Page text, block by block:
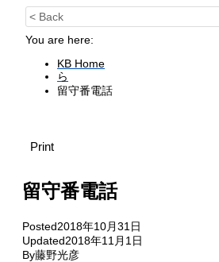
< Back
You are here:
KB Home
ら
留守番電話
Print
留守番電話
Posted2018年10月31日
Updated2018年11月1日
By藤野光彦